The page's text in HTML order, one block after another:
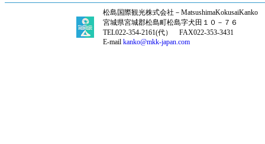
松島国際観光株式会社－MatsushimaKokusaiKanko
宮城県宮城郡松島町松島字犬田１０－７６
TEL022‐354‐2161(代） FAX022-353-3431
E-mail kanko@mkk-japan.com